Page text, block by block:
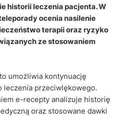
historii leczenia pacjenta. W
ocenia nasilenie
terapii oraz ryzyko
ze stosowaniem
umożliwia kontynuację
leczenia przeciwlękowego.
e-recepty analizuje historię
oraz stosowane dawki